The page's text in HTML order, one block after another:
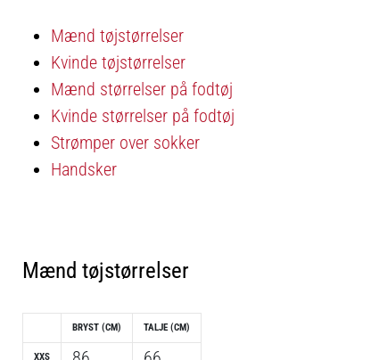
Mænd tøjstørrelser
Kvinde tøjstørrelser
Mænd størrelser på fodtøj
Kvinde størrelser på fodtøj
Strømper over sokker
Handsker
Mænd tøjstørrelser
XXS
BRYST (CM) TALJE (CM)